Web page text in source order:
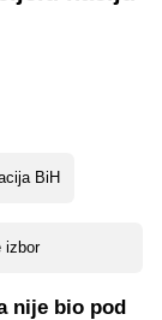
BiH
izbor
nije bio pod